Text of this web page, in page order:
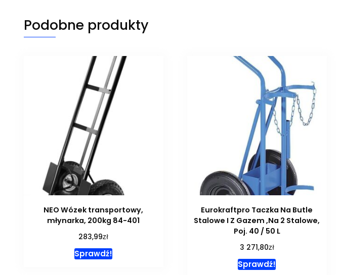
Podobne produkty
NEO Wózek transportowy,
młynarka, 200kg 84-401
283,99zł
Sprawdź!
Eurokraftpro Taczka Na Butle
Stalowe I Z Gazem ,Na 2 Stalowe,
Poj. 40 / 50 L
3 271,80zł
Sprawdź!